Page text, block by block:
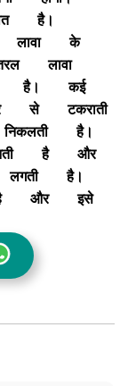
है।
लावा
के
लावा
है।
कई
से
टकराती
निकलती
है।
है
और
लगती
है।
और
इसे